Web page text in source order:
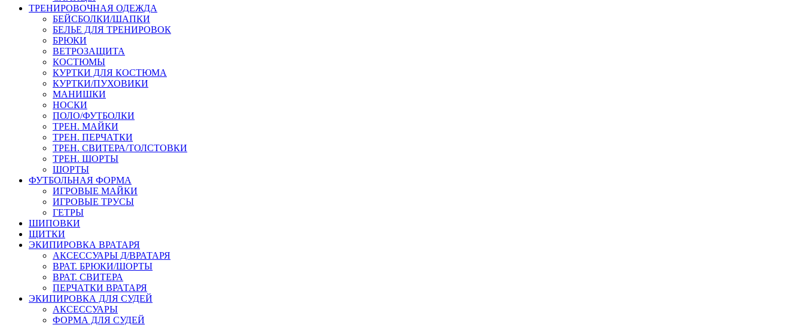
ТРЕНИРОВОЧНАЯ ОДЕЖДА
БЕЙСБОЛКИ/ШАПКИ
БЕЛЬЕ ДЛЯ ТРЕНИРОВОК
БРЮКИ
ВЕТРОЗАЩИТА
КОСТЮМЫ
КУРТКИ ДЛЯ КОСТЮМА
КУРТКИ/ПУХОВИКИ
МАНИШКИ
НОСКИ
ПОЛО/ФУТБОЛКИ
ТРЕН. МАЙКИ
ТРЕН. ПЕРЧАТКИ
ТРЕН. СВИТЕРА/ТОЛСТОВКИ
ТРЕН. ШОРТЫ
ШОРТЫ
ФУТБОЛЬНАЯ ФОРМА
ИГРОВЫЕ МАЙКИ
ИГРОВЫЕ ТРУСЫ
ГЕТРЫ
ШИПОВКИ
ЩИТКИ
ЭКИПИРОВКА ВРАТАРЯ
АКСЕССУАРЫ Д/ВРАТАРЯ
ВРАТ. БРЮКИ/ШОРТЫ
ВРАТ. СВИТЕРА
ПЕРЧАТКИ ВРАТАРЯ
ЭКИПИРОВКА ДЛЯ СУДЕЙ
АКСЕССУАРЫ
ФОРМА ДЛЯ СУДЕЙ